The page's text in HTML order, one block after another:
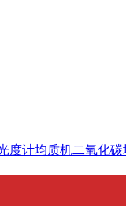
度计均质机二氧化碳